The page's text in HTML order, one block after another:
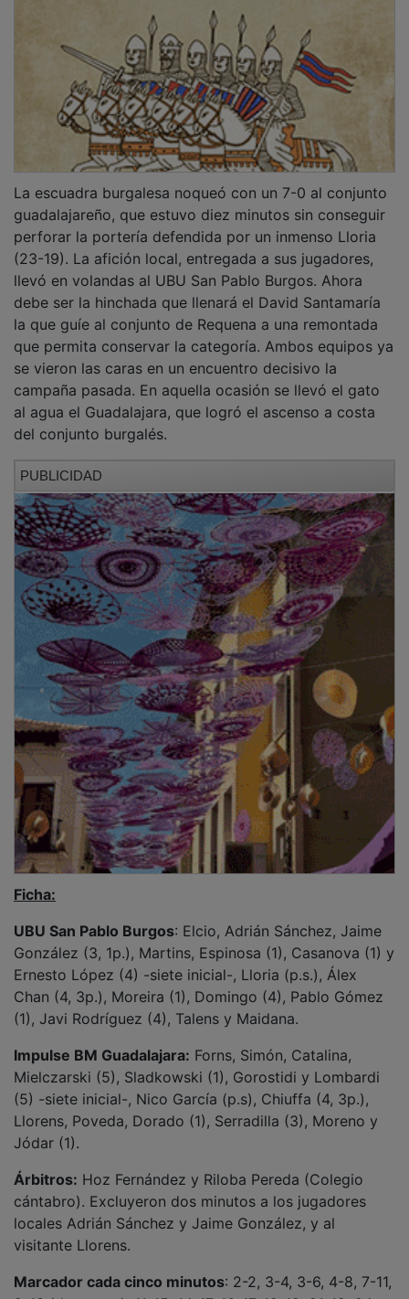
al agua el Guadalajara, que logró el ascenso a costa
del conjunto burgalés.
PUBLICIDAD
Ficha:
UBU San Pablo Burgos: Elcio, Adrián Sánchez, Jaime
González (3, 1p.), Martins, Espinosa (1), Casanova (1) y
Ernesto López (4) -siete inicial-, Lloria (p.s.), Álex
Chan (4, 3p.), Moreira (1), Domingo (4), Pablo Gómez
(1), Javi Rodríguez (4), Talens y Maidana.
Impulse BM Guadalajara:Forns, Simón, Catalina,
Mielczarski (5), Sladkowski (1), Gorostidi y Lombardi
(5) -siete inicial-, Nico García (p.s), Chiuffa (4, 3p.),
Llorens, Poveda, Dorado (1), Serradilla (3), Moreno y
Jódar (1).
Árbitros:Hoz Fernández y Riloba Pereda (Colegio
cántabro). Excluyeron dos minutos a los jugadores
locales Adrián Sánchez y Jaime González, y al
visitante Llorens.
Marcador cada cinco minutos
20.
Incidencias: El Plantío. 1.800 espectadores.
NOTICIAS RELACIONADAS